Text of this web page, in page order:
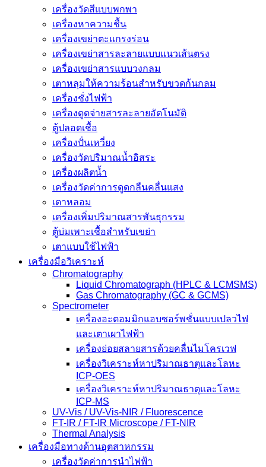
เครื่องวัดสีแบบพกพา
เครื่องหาความชื้น
เครื่องเขย่าตะแกรงร่อน
เครื่องเขย่าสารละลายแบบแนวเส้นตรง
เครื่องเขย่าสารแบบวงกลม
เตาหลุมให้ความร้อนสำหรับขวดก้นกลม
เครื่องชั่งไฟฟ้า
เครื่องดูดจ่ายสารละลายอัตโนมัติ
ตู้ปลอดเชื้อ
เครื่องปั่นเหวี่ยง
เครื่องวัดปริมาณน้ำอิสระ
เครื่องผลิตน้ำ
เครื่องวัดค่าการดูดกลืนคลื่นแสง
เตาหลอม
เครื่องเพิ่มปริมาณสารพันธุกรรม
ตู้บ่มเพาะเชื้อสำหรับเขย่า
เตาแบบใช้ไฟฟ้า
เครื่องมือวิเคราะห์
Chromatography
Liquid Chromatograph (HPLC & LCMSMS)
Gas Chromatography (GC & GCMS)
Spectrometer
เครื่องอะตอมมิกแอบซอร์พชั่นแบบเปลวไฟ
และเตาเผาไฟฟ้า
เครื่องย่อยสลายสารด้วยคลื่นไมโครเวฟ
เครื่องวิเคราะห์หาปริมาณธาตุและโลหะ
ICP-OES
เครื่องวิเคราะห์หาปริมาณธาตุและโลหะ
ICP-MS
UV-Vis / UV-Vis-NIR / Fluorescence
FT-IR / FT-IR Microscope / FT-NIR
Thermal Analysis
เครื่องมือทางด้านอุตสาหกรรม
เครื่องวัดค่าการนำไฟฟ้า